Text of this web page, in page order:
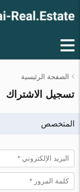
الصفحة الرئيسية
تسجيل الاشتراك
المتخصص